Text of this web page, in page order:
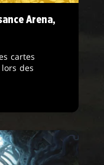
Arena,
cartes
des